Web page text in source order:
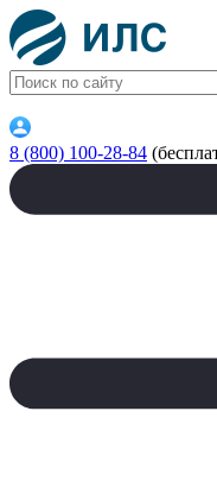
8 (800) 100-28-84